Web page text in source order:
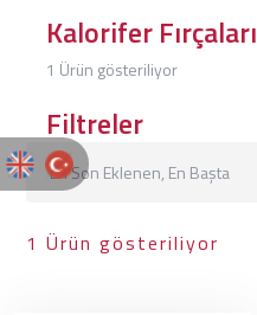
Kalorifer Fırçaları
1 Ürün gösteriliyor
Filtreler
1 Ürün gösteriliyor